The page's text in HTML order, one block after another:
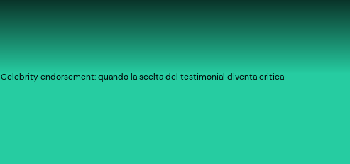
Celebrity endorsement: quando la scelta del testimonial diventa critica